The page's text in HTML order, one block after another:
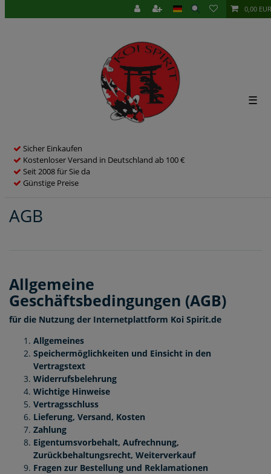
0,00 EUR
Sicher Einkaufen
Kostenloser Versand in Deutschland ab 100 €
Seit 2008 für Sie da
Günstige Preise
☰
AGB
Allgemeine
Geschäftsbedingungen (AGB)
für die Nutzung der Internetplattform Koi Spirit.de
Allgemeines
Speichermöglichkeiten und Einsicht in den
Vertragstext
Widerrufsbelehrung
Wichtige Hinweise
Vertragsschluss
Lieferung, Versand, Kosten
Zahlung
Eigentumsvorbehalt, Aufrechnung,
Zurückbehaltungsrecht, Weiterverkauf
Fragen zur Bestellung und Reklamationen